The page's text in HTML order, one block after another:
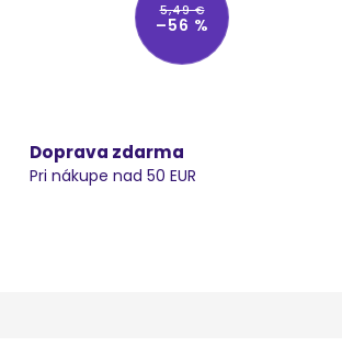
5,49 €
–56 %
Doprava zdarma
Pri nákupe nad 50 EUR